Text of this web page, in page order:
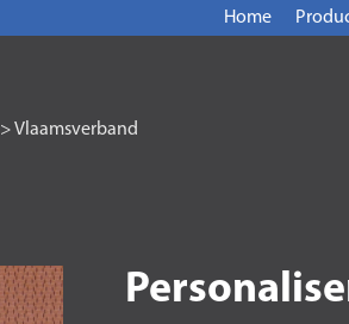
Home
> Vlaamsverband